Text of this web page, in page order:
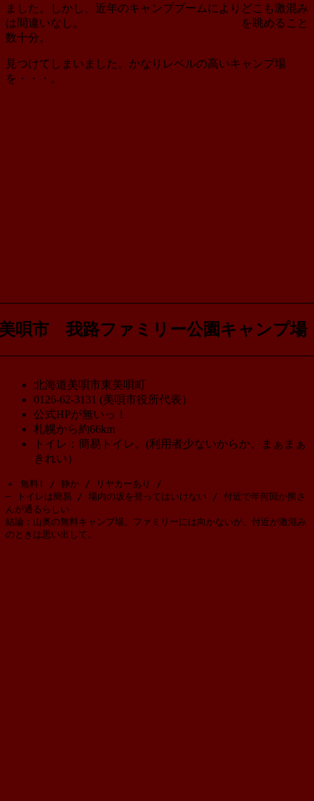
ました。しかし、近年のキャンプブームによりどこも激混み
は間違いなし。
を眺めること
数十分。
見つけてしまいました。かなりレベルの高いキャンプ場
を・・・。
唄市 我路ファミリー公園キャンプ場
北海道美唄市東美唄町
0126-62-3131 (美唄市役所代表）
公式HPが無いっ！
札幌から約66km
トイレ：簡易トイレ。(利用者少ないからか、まぁまぁ
きれい）
＋ 無料! / 静か / リヤカーあり /
− トイレは簡易 / 場内の坂を登ってはいけない / 付近で年何回か熊さ
んが通るらしい
結論：山奥の無料キャンプ場。ファミリーには向かないが、付近が激混み